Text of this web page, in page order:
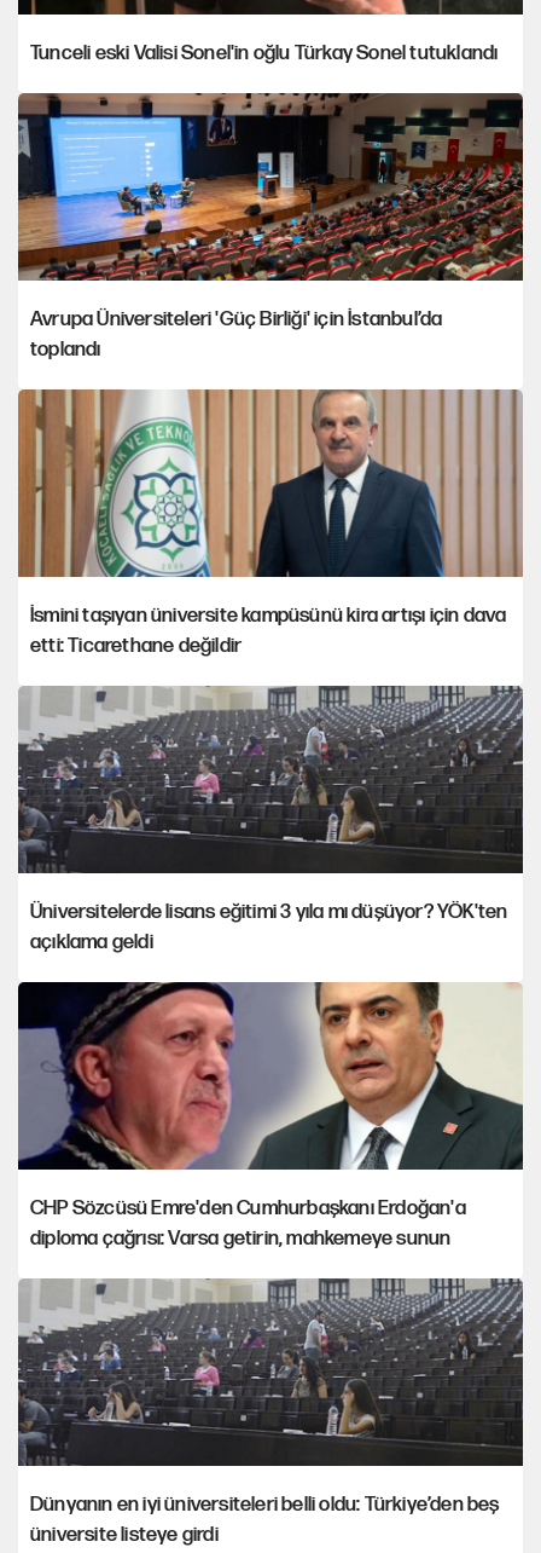
Tunceli eski Valisi Sonel'in oğlu Türkay Sonel tutuklandı
Avrupa Üniversiteleri 'Güç Birliği' için İstanbul’da
toplandı
İsmini taşıyan üniversite kampüsünü kira artışı için dava
etti: Ticarethane değildir
Üniversitelerde lisans eğitimi 3 yıla mı düşüyor? YÖK'ten
açıklama geldi
CHP Sözcüsü Emre'den Cumhurbaşkanı Erdoğan'a
diploma çağrısı: Varsa getirin, mahkemeye sunun
Dünyanın en iyi üniversiteleri belli oldu: Türkiye’den beş
üniversite listeye girdi